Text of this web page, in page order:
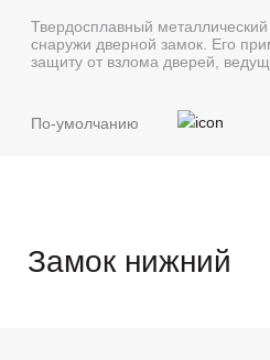
Твердосплавный
снаружи дверной замок. Его
защиту от взлома дверей,
По-умолчанию
Замок нижний